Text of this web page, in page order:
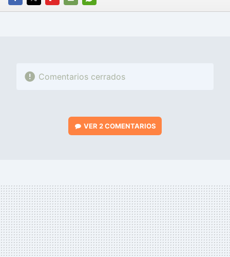
FACEBOOK
TWITTERFLIPBOARD
E-
WHATSAPP
Comentarios cerrados
VER2 COMENTARIOS